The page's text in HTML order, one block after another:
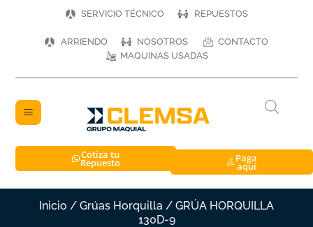
SERVICIO TÉCNICO REPUESTOS
ARRIENDO NOSOTROS
CONTACTO
MAQUINAS USADAS
Cotiza tu
Repuesto Paga
aquí
Inicio / Grúas Horquilla / GRÚA HORQUILLA
130D-9